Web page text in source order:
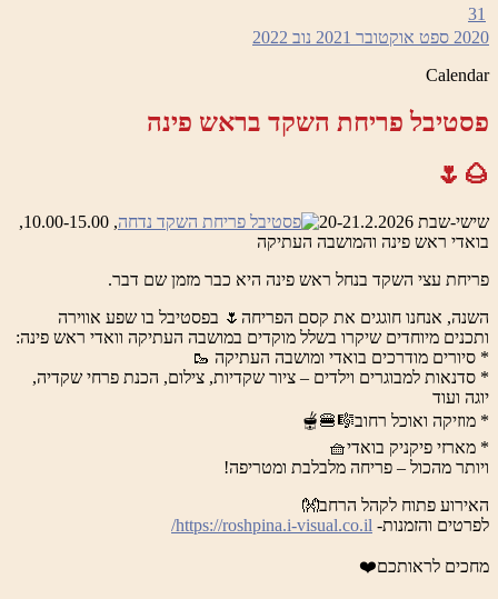
31
2020 ספט אוקטובר 2021 נוב 2022
Calendar
פסטיבל פריחת השקד בראש פינה
🌰🌷
שישי-שבת 20-21.2.2026
, 10.00-15.00,
בואדי ראש פינה והמושבה העתיקה
פריחת עצי השקד בנחל ראש פינה היא כבר מזמן שם דבר.
השנה, אנחנו חוגגים את קסם הפריחה🌷 בפסטיבל בו שפע אווירה
ותכנים מיוחדים שיקרו בשלל מוקדים במושבה העתיקה וואדי ראש פינה:
* סיורים מודרכים בואדי ומושבה העתיקה 🥾
* סדנאות למבוגרים וילדים – ציור שקדיות, צילום, הכנת פרחי שקדיה,
יוגה ועוד
* מוזיקה ואוכל רחוב🎼🍔🫕
* מארזי פיקניק בואדי🧺
ויותר מהכול – פריחה מלבלבת ומטריפה!
האירוע פתוח לקהל הרחב👐
לפרטים והזמנות- https://roshpina.i-visual.co.il/
מחכים לראותכם❤️